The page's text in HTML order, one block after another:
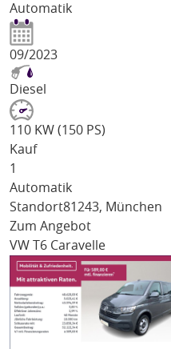
Automatik
09/2023
Diesel
110 KW (150 PS)
Kauf
1
Automatik
Standort81243, München
Zum Angebot
VW T6 Caravelle